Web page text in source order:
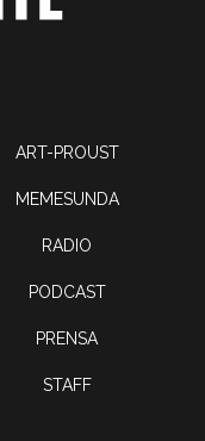
ART-PROUST
MEMESUNDA
RADIO
PODCAST
PRENSA
STAFF